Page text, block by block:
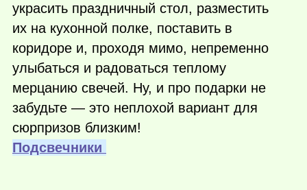
украсить праздничный стол, разместить
их на кухонной полке, поставить в
коридоре и, проходя мимо, непременно
улыбаться и радоваться теплому
мерцанию свечей. Ну, и про подарки не
забудьте — это неплохой вариант для
сюрпризов близким!
Подсвечники